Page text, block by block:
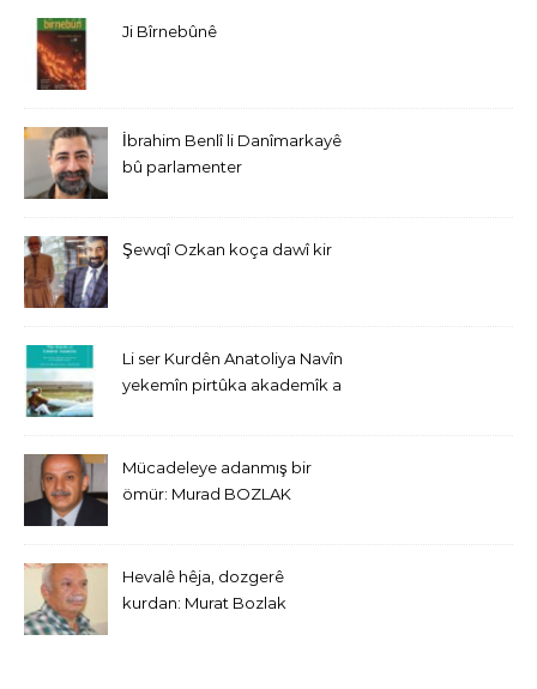
Ji Bîrnebûnê
İbrahim Benlî li Danîmarkayê
bû parlamenter
Şewqî Ozkan koça dawî kir
Li ser Kurdên Anatoliya Navîn
yekemîn pirtûka akademîk a
Mücadeleye adanmış bir
ömür: Murad BOZLAK
Hevalê hêja, dozgerê
kurdan: Murat Bozlak